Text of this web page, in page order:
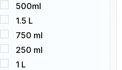
500ml
1.5 L
750 ml
250 ml
1 L